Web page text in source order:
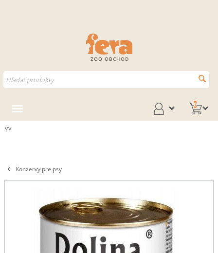
ZOO OBCHOD
0
vv
Konzervy pre psy